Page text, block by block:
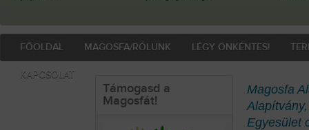
FŐOLDAL MAGOSFA/RÓLUNK LÉGY ÖNKÉNTES!
KAPCSOLAT
Támogasd a
Magosfát!
Magosfa
Egyesület